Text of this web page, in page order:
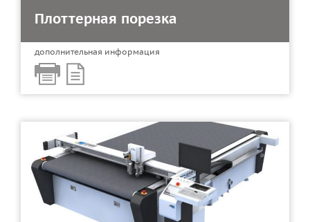
Плоттерная порезка
дополнительная информация